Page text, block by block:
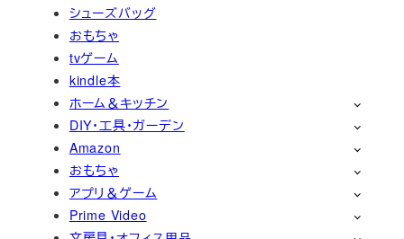
シューズバッグ
おもちゃ
tvゲーム
kindle本
ホーム＆キッチン
DIY・工具・ガーデン
Amazon
おもちゃ
アプリ＆ゲーム
Prime Video